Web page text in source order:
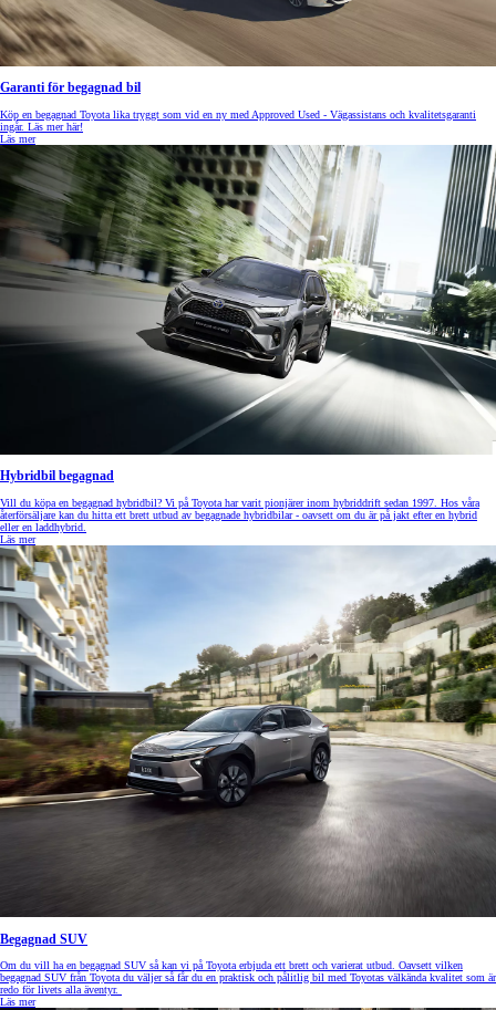
Garanti för begagnad bil
Köp en begagnad Toyota lika tryggt som vid en ny med Approved Used - Vägassistans och kvalitetsgaranti
ingår. Läs mer här!
Läs mer
Hybridbil begagnad
Vill du köpa en begagnad hybridbil? Vi på Toyota har varit pionjärer inom hybriddrift sedan 1997. Hos våra
återförsäljare kan du hitta ett brett utbud av begagnade hybridbilar - oavsett om du är på jakt efter en hybrid
eller en laddhybrid.
Läs mer
Begagnad SUV
Om du vill ha en begagnad SUV så kan vi på Toyota erbjuda ett brett och varierat utbud. Oavsett vilken
begagnad SUV från Toyota du väljer så får du en praktisk och pålitlig bil med Toyotas välkända kvalitet som är
redo för livets alla äventyr.
Läs mer